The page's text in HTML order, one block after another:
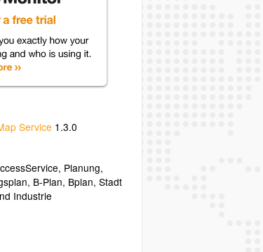
Service 1.3.0
, Planung,
, B-Plan, Bplan,Stadt
Industrie